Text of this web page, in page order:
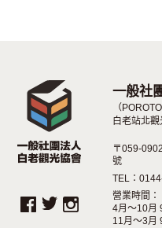
一般社
（
白老站北觀
〒059-
號
TEL：
營業時間：
4月～10月
11月～3月